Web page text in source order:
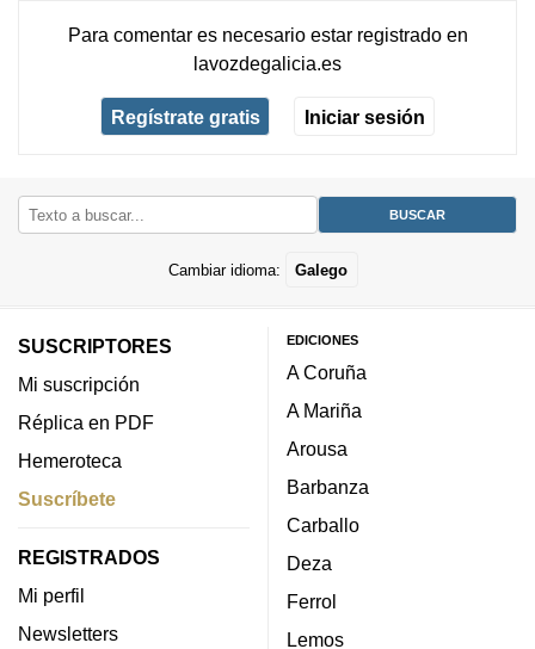
Para comentar es necesario estar registradoen
lavozdegalicia.es
Regístrate gratis Iniciar sesión
Cambiar idioma: Galego
SUSCRIPTORES
Mi suscripción
Réplica en PDF
Hemeroteca
Suscríbete
REGISTRADOS
Mi perfil
Newsletters
EDICIONES
A Coruña
A Mariña
Arousa
Barbanza
Carballo
Deza
Ferrol
Lemos